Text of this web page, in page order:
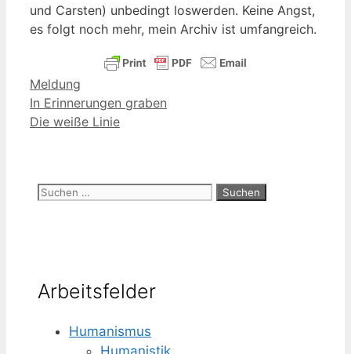
und Cars­ten) unbe­dingt los­wer­den. Kei­ne Angst,
es folgt noch mehr, mein Archiv ist umfangreich.
Kategorien
Meldung
In Erinnerungen graben
Die weiße Linie
Suchen
Arbeitsfelder
Humanismus